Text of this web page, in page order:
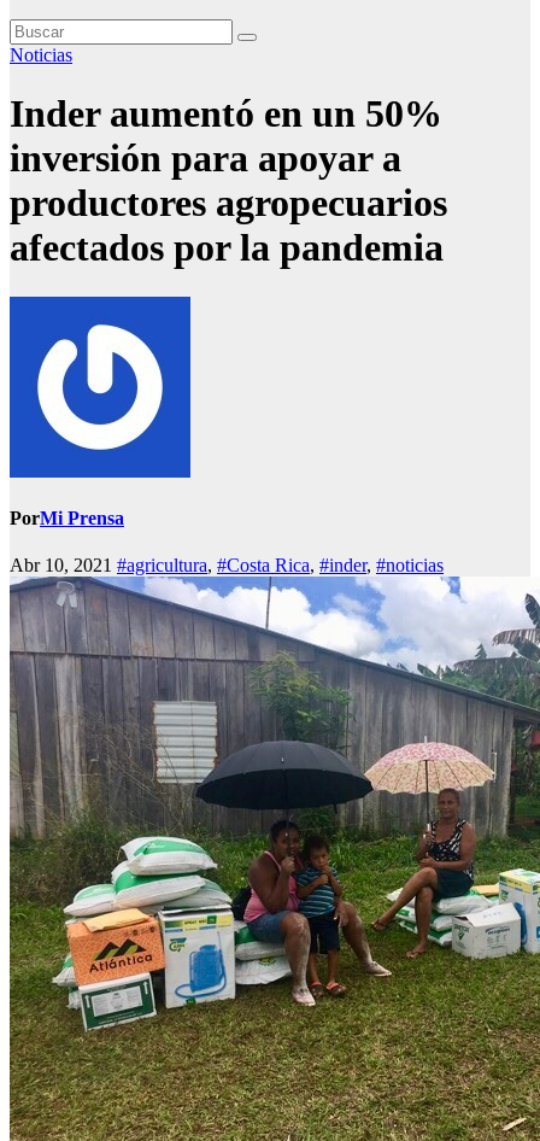
Noticias
Inder aumentó en un 50%
inversión para apoyar a
productores agropecuarios
afectados por la pandemia
PorMi Prensa
Abr 10, 2021 #agricultura, #Costa Rica, #inder, #noticias